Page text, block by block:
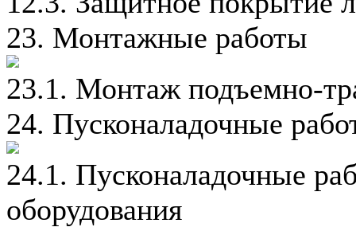
23. Монтажные работы
23.1. Монтаж подъемно-
24. Пусконаладочные
24.1. Пусконаладочные
оборудования